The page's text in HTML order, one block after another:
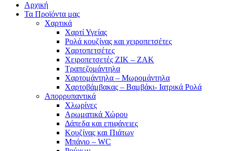
Αρχική
Τα Προϊόντα μας
Χαρτικά
Χαρτί Υγείας
Ρολά κουζίνας και χειροπετσέτες
Χαρτοπετσέτες
Χειροπετσετές ΖΙΚ – ΖΑΚ
Τραπεζομάντηλα
Χαρτομάντηλα – Μωρομάντηλα
Χαρτοβάμβακας – Βαμβάκι- Ιατρικά Ρολά
Απορρυπαντικά
Χλωρίνες
Αρωματικά Χώρου
Δάπεδα και επιφάνειες
Κουζίνας και Πιάτων
Μπάνιο – WC